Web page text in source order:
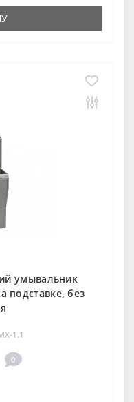
умывальник
подставке, без
1.1
0